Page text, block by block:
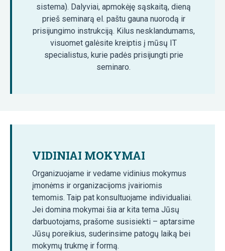
sistema). Dalyviai, apmokėję sąskaitą, dieną
prieš seminarą el. paštu gauna nuorodą ir
prisijungimo instrukciją. Kilus nesklandumams,
visuomet galėsite kreiptis į mūsų IT
specialistus, kurie padės prisijungti prie
seminaro.
VIDINIAI MOKYMAI
Organizuojame ir vedame vidinius mokymus
įmonėms ir organizacijoms įvairiomis
temomis. Taip pat konsultuojame individualiai.
Jei domina mokymai šia ar kita tema Jūsų
darbuotojams, prašome susisiekti – aptarsime
Jūsų poreikius, suderinsime patogų laiką bei
mokymų trukmę ir formą.